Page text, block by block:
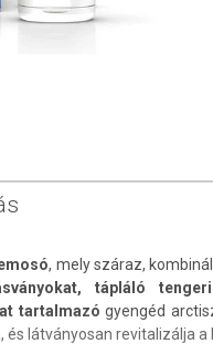
, mely száraz,
tápláló
tartalmazó gyengéd
látványosan revitalizálja a